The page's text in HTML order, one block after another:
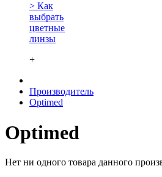
> Как
выбрать
цветные
линзы
+
Производитель
Optimed
Optimed
Нет ни одного товара данного